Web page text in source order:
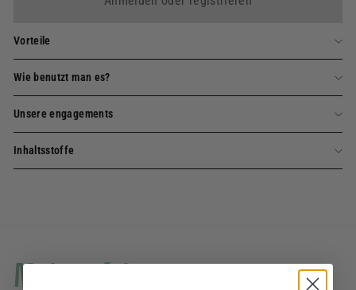
Vorteile
Wie benutzt man es?
Unsere engagements
Inhaltsstoffe
Mehr erfahren